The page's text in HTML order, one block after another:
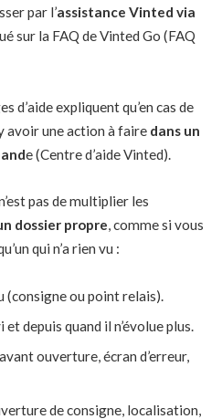
par l’assistance Vinted via
sur la FAQ de Vinted Go (FAQ
d’aide expliquent qu’en cas de
avoir une action à faire dans un
e (Centre d’aide Vinted).
pas de multiplier les
dossier propre, comme si vous
qui n’a rien vu :
(consigne ou point relais).
et depuis quand il n’évolue plus.
ouverture, écran d’erreur,
de consigne, localisation,